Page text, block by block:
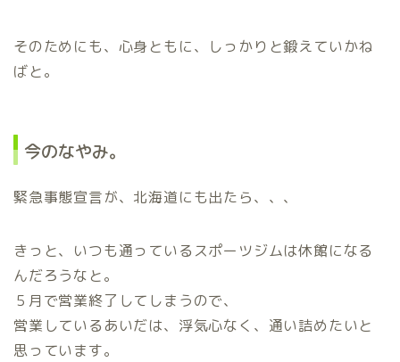
そのためにも、心身ともに、しっかりと鍛えていかね
ばと。
今のなやみ。
緊急事態宣言が、北海道にも出たら、、、
きっと、いつも通っているスポーツジムは休館になる
んだろうなと。
５月で営業終了してしまうので、
営業しているあいだは、浮気心なく、通い詰めたいと
思っています。